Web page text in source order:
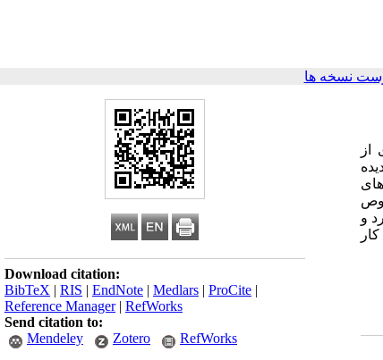
نسخه ها
Download citation:
BibTeX | RIS | EndNote | Medlars | ProCite |
Reference Manager| RefWorks
Send citation to:
Mendeley
Zotero RefWorks
از
و